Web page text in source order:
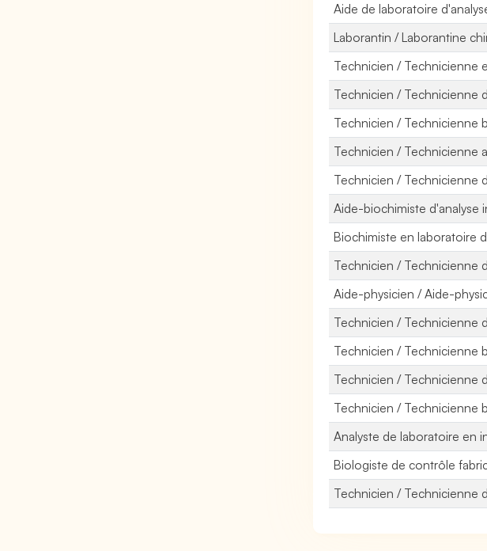
Aide de laboratoire
Laborantin / Laborantine
Technicien / Technicienne
Technicien / Technicienne
Technicien / Technicienne
Technicien / Technicienne
Technicien / Technicienne
Aide-biochimiste d'analyse
Biochimiste en laboratoire
Technicien / Technicienne
Aide-physicien / Aide-
Technicien / Technicienne
Technicien / Technicienne
Technicien / Technicienne
Technicien / Technicienne
Analyste de laboratoire en
Biologiste de contrôle
Technicien / Technicienne